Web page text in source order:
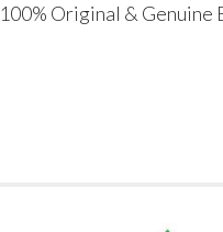
100% Original & Genuine